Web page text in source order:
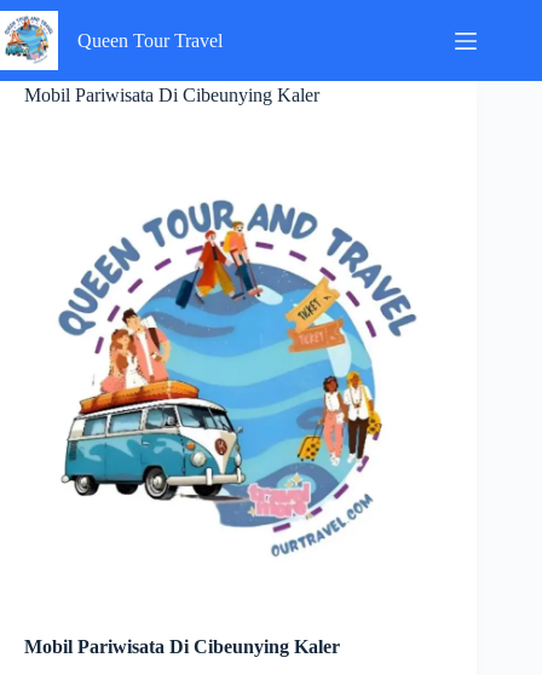
Skip
to
content
Queen Tour Travel
Mobil Pariwisata Di Cibeunying Kaler
Mobil Pariwisata Di Cibeunying Kaler